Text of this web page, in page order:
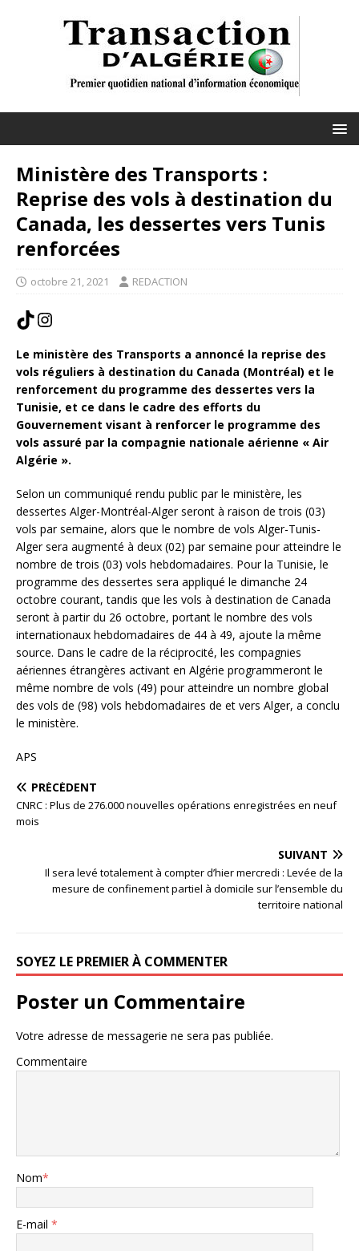
Ministère des Transports :
Reprise des vols à destination du
Canada, les dessertes vers Tunis
renforcées
octobre 21, 2021 REDACTION
Le ministère des Transports a annoncé la reprise des
vols réguliers à destination du Canada (Montréal) et le
renforcement du programme des dessertes vers la
Tunisie, et ce dans le cadre des efforts du
Gouvernement visant à renforcer le programme des
vols assuré par la compagnie nationale aérienne « Air
Algérie ».
Selon un communiqué rendu public par le ministère, les
dessertes Alger-Montréal-Alger seront à raison de trois (03)
vols par semaine, alors que le nombre de vols Alger-Tunis-
Alger sera augmenté à deux (02) par semaine pour atteindre le
nombre de trois (03) vols hebdomadaires. Pour la Tunisie, le
programme des dessertes sera appliqué le dimanche 24
octobre courant, tandis que les vols à destination de Canada
seront à partir du 26 octobre, portant le nombre des vols
internationaux hebdomadaires de 44 à 49, ajoute la même
source. Dans le cadre de la réciprocité, les compagnies
aériennes étrangères activant en Algérie programmeront le
même nombre de vols (49) pour atteindre un nombre global
des vols de (98) vols hebdomadaires de et vers Alger, a conclu
le ministère.
APS
PRÉCÉDENT
CNRC : Plus de 276.000 nouvelles opérations enregistrées en neuf
mois
SUIVANT
Il sera levé totalement à compter d’hier mercredi : Levée de la
mesure de confinement partiel à domicile sur l’ensemble du
territoire national
SOYEZ LE PREMIER À COMMENTER
Poster un Commentaire
Votre adresse de messagerie ne sera pas publiée.
Commentaire
Nom*
E-mail *